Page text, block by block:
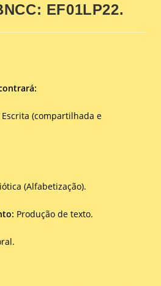
EF01LP22.
Escrita (compartilhada e
(Alfabetização).
Produção de texto.